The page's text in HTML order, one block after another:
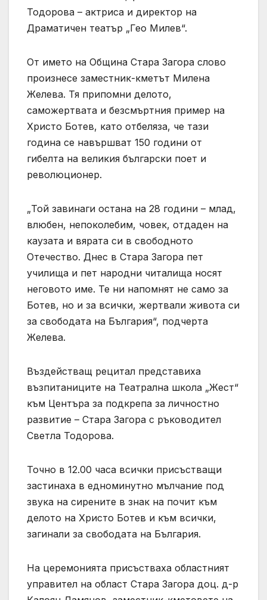
Тодорова – актриса и директор на
Драматичен театър „Гео Милев“.
От името на Община Стара Загора слово
произнесе заместник-кметът Милена
Желева. Тя припомни делото,
саможертвата и безсмъртния пример на
Христо Ботев, като отбеляза, че тази
година се навършват 150 години от
гибелта на великия български поет и
революционер.
„Той завинаги остана на 28 години – млад,
влюбен, непоколебим, човек, отдаден на
каузата и вярата си в свободното
Отечество. Днес в Стара Загора пет
училища и пет народни читалища носят
неговото име. Те ни напомнят не само за
Ботев, но и за всички, жертвали живота си
за свободата на България“, подчерта
Желева.
Въздействащ рецитал представиха
възпитаниците на Театрална школа „Жест“
към Центъра за подкрепа за личностно
развитие – Стара Загора с ръководител
Светла Тодорова.
Точно в 12.00 часа всички присъстващи
застинаха в едноминутно мълчание под
звука на сирените в знак на почит към
делото на Христо Ботев и към всички,
загинали за свободата на България.
На церемонията присъстваха областният
управител на област Стара Загора доц. д-р